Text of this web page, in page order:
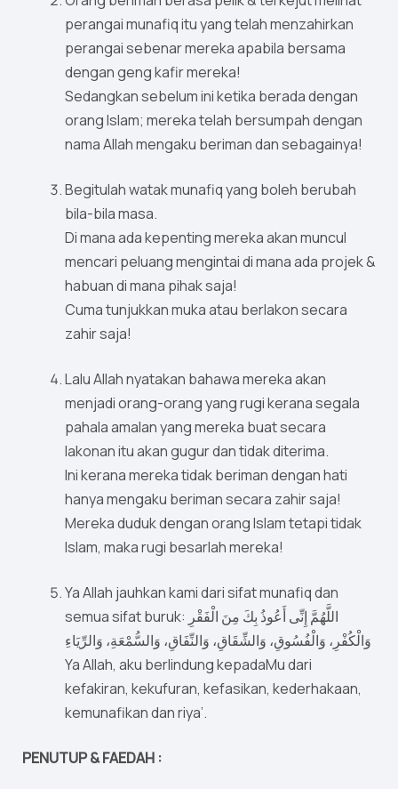
perangai munafiq itu yang telah menzahirkan
perangai sebenar mereka apabila bersama
dengan geng kafir mereka!
Sedangkan sebelum ini ketika berada dengan
orang Islam; mereka telah bersumpah dengan
nama Allah mengaku beriman dan sebagainya!
Begitulah watak munafiq yang boleh berubah
bila-bila masa.
Di mana ada kepenting mereka akan muncul
mencari peluang mengintai di mana ada projek &
habuan di mana pihak saja!
Cuma tunjukkan muka atau berlakon secara
zahir saja!
Lalu Allah nyatakan bahawa mereka akan
menjadi orang-orang yang rugi kerana segala
pahala amalan yang mereka buat secara
lakonan itu akan gugur dan tidak diterima.
Ini kerana mereka tidak beriman dengan hati
hanya mengaku beriman secara zahir saja!
Mereka duduk dengan orang Islam tetapi tidak
Islam, maka rugi besarlah mereka!
Ya Allah jauhkan kami dari sifat munafiq dan
semua sifat buruk: اللَّهُمَّ إِنِّى أَعُوذُ بِكَ مِنَ الْفَقْرِ
وَالْكُفْرِ، وَالْفُسُوقِ، وَالشِّقَاقِ، وَالنِّفَاقِ، وَالسُّمْعَةِ، وَالرِّيَاءِ
Ya Allah, aku berlindung kepadaMu dari
kefakiran, kekufuran, kefasikan, kederhakaan,
kemunafikan dan riya’.
PENUTUP & FAEDAH :